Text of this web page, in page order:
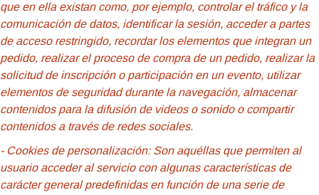
que en ella existan como, por ejemplo, controlar el tráfico y la
comunicación de datos, identificar la sesión, acceder a partes
de acceso restringido, recordar los elementos que integran un
pedido, realizar el proceso de compra de un pedido, realizar la
solicitud de inscripción o participación en un evento, utilizar
elementos de seguridad durante la navegación, almacenar
contenidos para la difusión de videos o sonido o compartir
contenidos a través de redes sociales.
- Cookies de personalización: Son aquéllas que permiten al
usuario acceder al servicio con algunas características de
carácter general predefinidas en función de una serie de